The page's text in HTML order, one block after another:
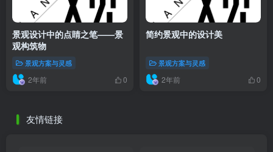
景观设计中的点睛之笔——景
观构筑物
景观方案与灵感
2年前 0
简约景观中的设计美
景观方案与灵感
2年前 0
友情链接